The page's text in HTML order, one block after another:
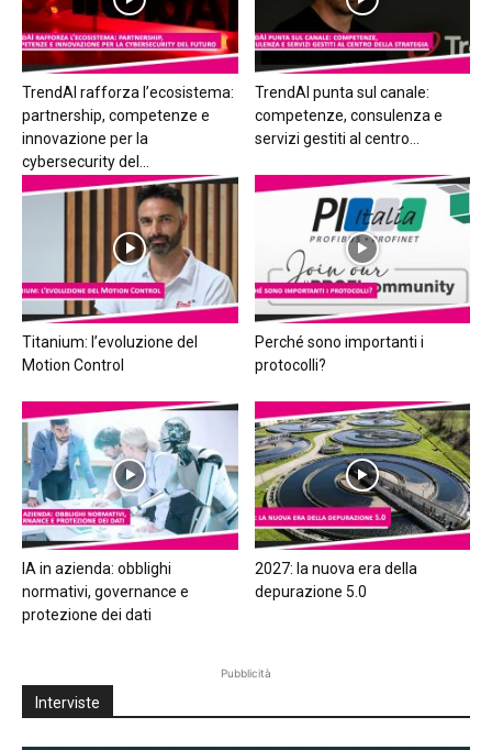
TrendAI rafforza l’ecosistema:
partnership, competenze e
innovazione per la
cybersecurity del...
TrendAI punta sul canale:
competenze, consulenza e
servizi gestiti al centro...
Titanium: l’evoluzione del
Motion Control
Perché sono importanti i
protocolli?
IA in azienda: obblighi
normativi, governance e
protezione dei dati
2027: la nuova era della
depurazione 5.0
Pubblicità
Interviste